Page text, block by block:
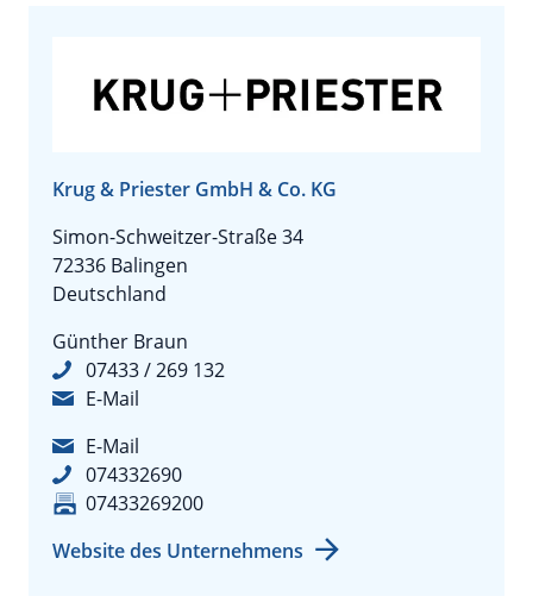
Krug & Priester GmbH & Co. KG
Simon-Schweitzer-Straße 34
72336 Balingen
Deutschland
Günther Braun
07433 / 269 132
E-Mail
E-Mail
074332690
07433269200
Website des Unternehmens